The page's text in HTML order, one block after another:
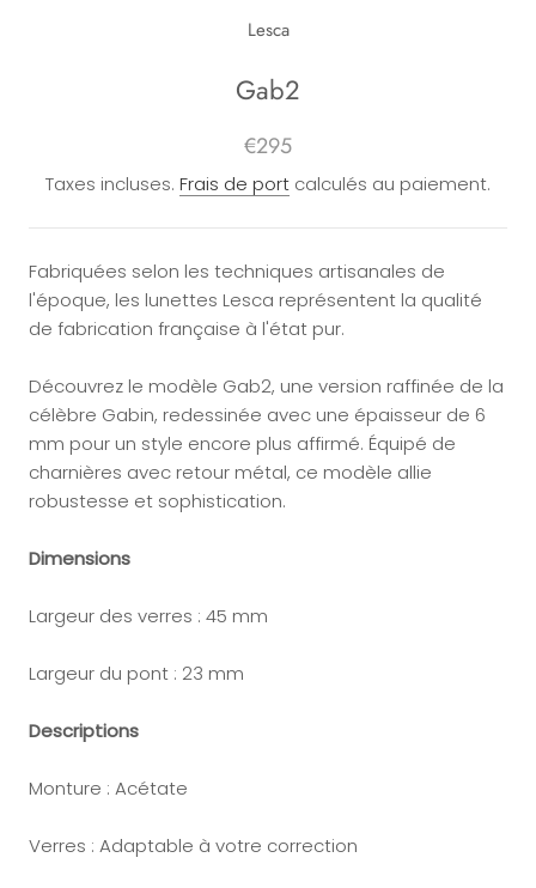
Lesca
Gab2
€295
Taxes incluses. Frais de port calculés au paiement.
Fabriquées selon les techniques artisanales de
l'époque, les lunettes Lesca représentent la qualité
de fabrication française à l'état pur.
Découvrez le modèle Gab2, une version raffinée de la
célèbre Gabin, redessinée avec une épaisseur de 6
mm pour un style encore plus affirmé. Équipé de
charnières avec retour métal, ce modèle allie
robustesse et sophistication.
Dimensions
Largeur des verres : 45 mm
Largeur du pont : 23 mm
Descriptions
Monture : Acétate
Verres : Adaptable à votre correction